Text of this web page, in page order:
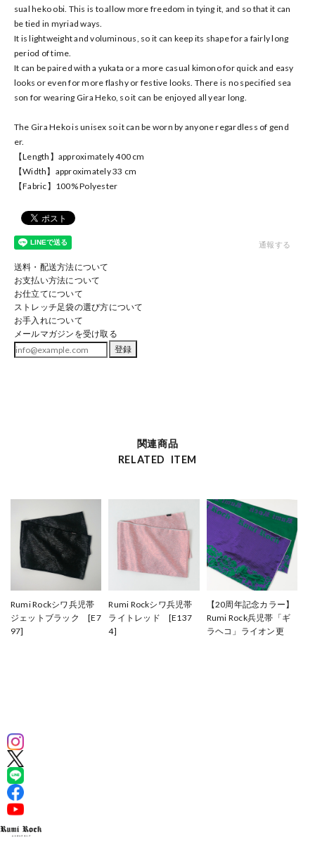
sual heko obi. This is to allow more freedom in tying it, and so that it can
be tied in myriad ways.
It is lightweight and voluminous, so it can keep its shape for a fairly long
period of time.
It can be paired with a yukata or a more casual kimono for quick and easy
looks or even for more flashy or festive looks. There is no specified sea
son for wearing Gira Heko, so it can be enjoyed all year long.
The Gira Heko is unisex so it can be worn by anyone regardless of gend
er.
【Length】approximately 400 cm
【Width】approximately 33 cm
【Fabric】100% Polyester
通報する
送料・配送方法について
お支払い方法について
お仕立てについて
ストレッチ足袋の選び方について
お手入れについて
メールマガジンを受け取る
登録
関連商品
RELATED ITEM
Rumi Rockシワ兵児帯
ジェットブラック [E7
97]
Rumi Rockシワ兵児帯
ライトレッド [E137
4]
【20周年記念カラー】
Rumi Rock兵児帯「ギ
ラヘコ」ライオン更